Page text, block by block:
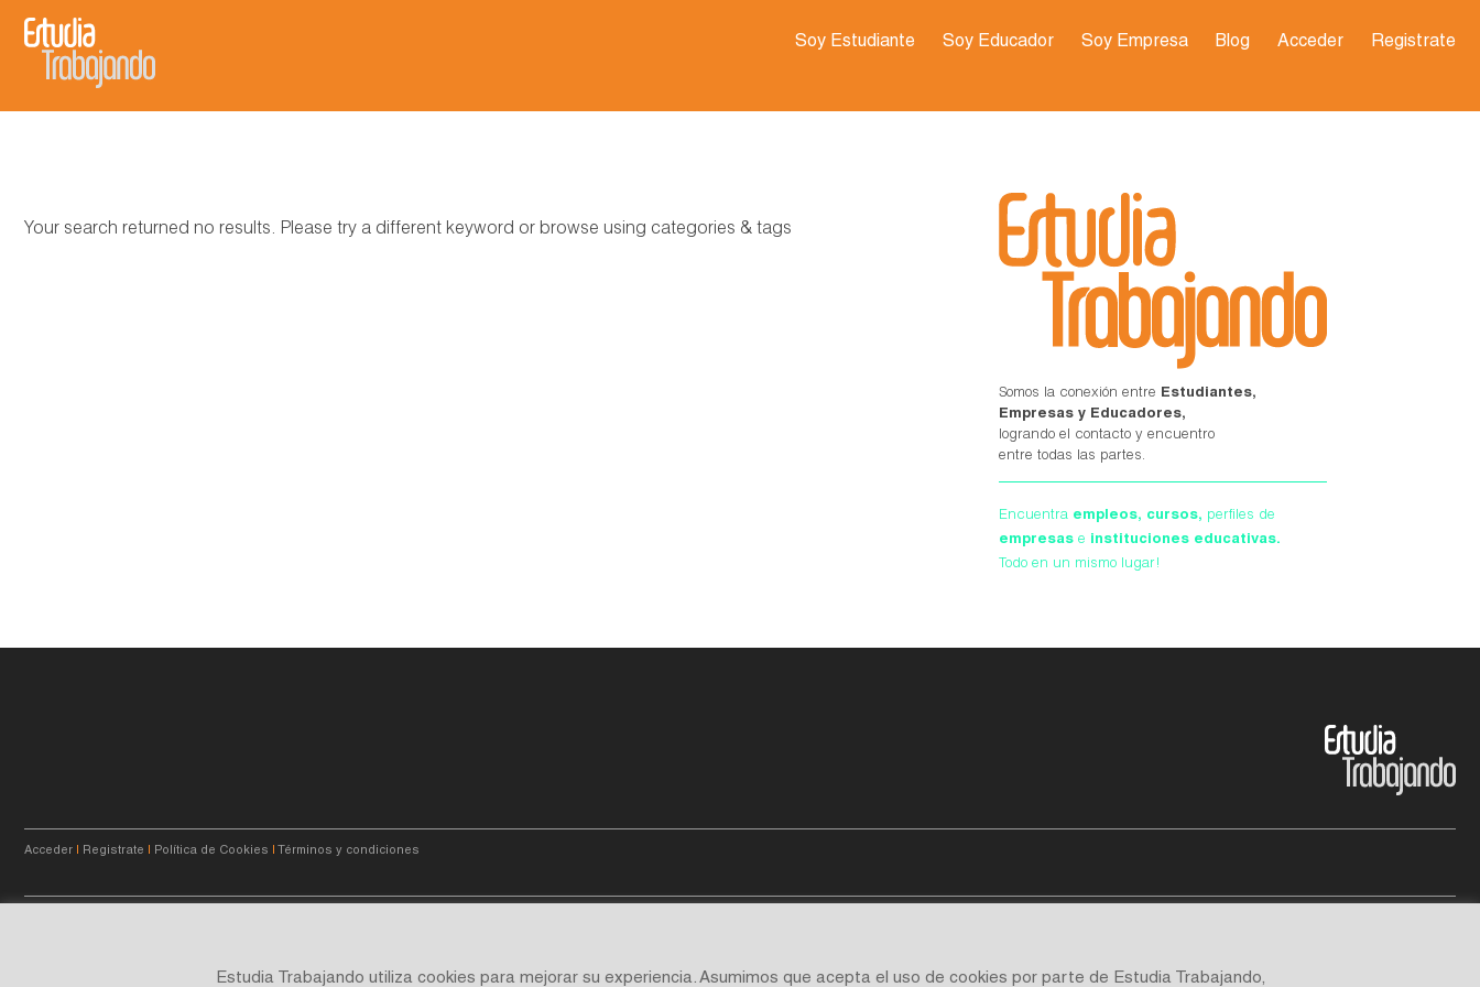
Soy Estudiante Soy Educador Soy Empresa Blog Acceder Registrate
Your search returned no results. Please try a different keyword or browse using categories & tags
Somos la conexión entre Estudiantes,
Empresas y Educadores,
logrando el contacto y encuentro
entre todas las partes.
Encuentra empleos, cursos, perfiles de
empresas e instituciones educativas.
Todo en un mismo lugar!
Acceder | Registrate | Política de Cookies | Términos y condiciones
Estudia Trabajando utiliza cookies para mejorar su experiencia. Asumimos que acepta el uso de cookies por parte de Estudia Trabajando,